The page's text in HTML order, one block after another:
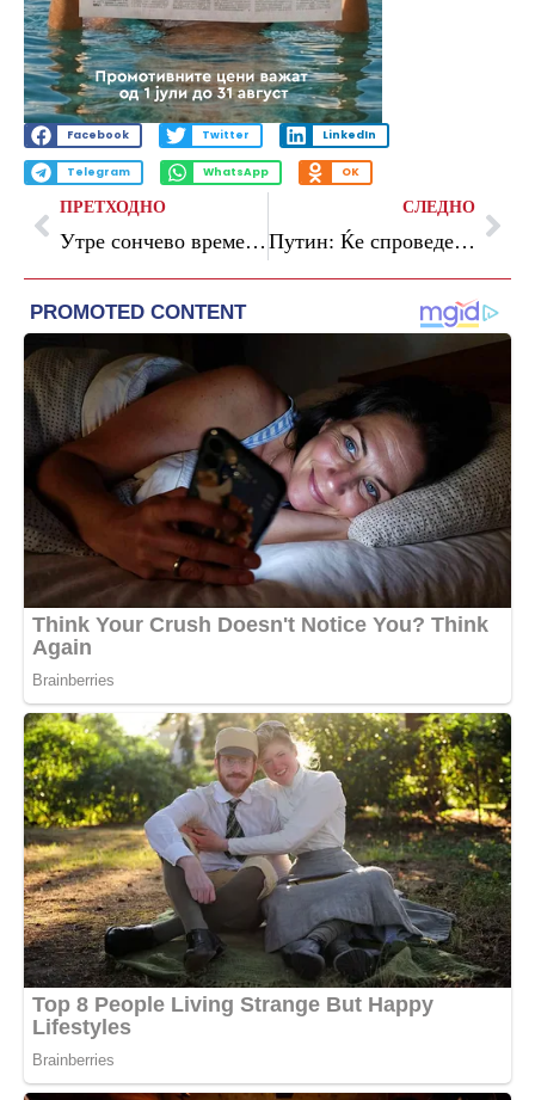
Facebook Twitter LinkedIn
Telegram WhatsApp OK
ПРЕТХОДНО
Утре сончево време, од четврток повторно дожд и грмежи
СЛЕДНО
Путин: Ќе спроведеме објективна истрага ако добиеме информации за инцидентот во Романија